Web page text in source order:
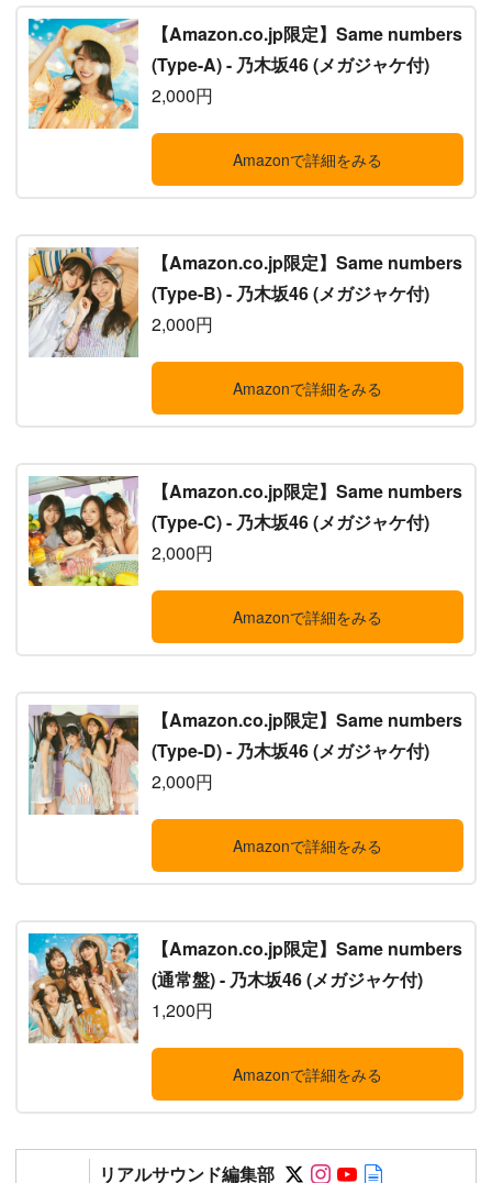
【Amazon.co.jp限定】Same numbers
(Type-A) - 乃木坂46 (メガジャケ付)
2,000円
Amazonで詳細をみる
【Amazon.co.jp限定】Same numbers
(Type-B) - 乃木坂46 (メガジャケ付)
2,000円
Amazonで詳細をみる
【Amazon.co.jp限定】Same numbers
(Type-C) - 乃木坂46 (メガジャケ付)
2,000円
Amazonで詳細をみる
【Amazon.co.jp限定】Same numbers
(Type-D) - 乃木坂46 (メガジャケ付)
2,000円
Amazonで詳細をみる
【Amazon.co.jp限定】Same numbers
(通常盤) - 乃木坂46 (メガジャケ付)
1,200円
Amazonで詳細をみる
リアルサウンド編集部 Follow on SNS
Follow on SNS
Follow on